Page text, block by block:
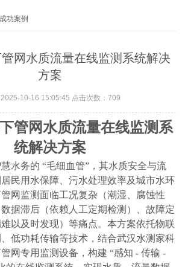
成功案例
网水质流量在线监测系统解决
方案
10-16 15:05:45 点击次数：709
管网水质流量在线监测系
统解决方案
水务的 “毛细血管”，其水质安全与流
民用水保障、污水处理效率及城市水环
网监测面临工况复杂（潮湿、腐蚀性
据滞后（依赖人工定期检测）、故障定
以及时发现）等痛点。本方案依托物联
低功耗传输等技术，结合武汉水测家科
网专用监测设备，构建 “感知 - 传输 -